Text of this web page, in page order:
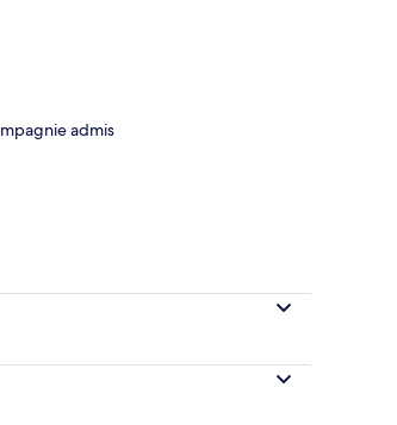
admis